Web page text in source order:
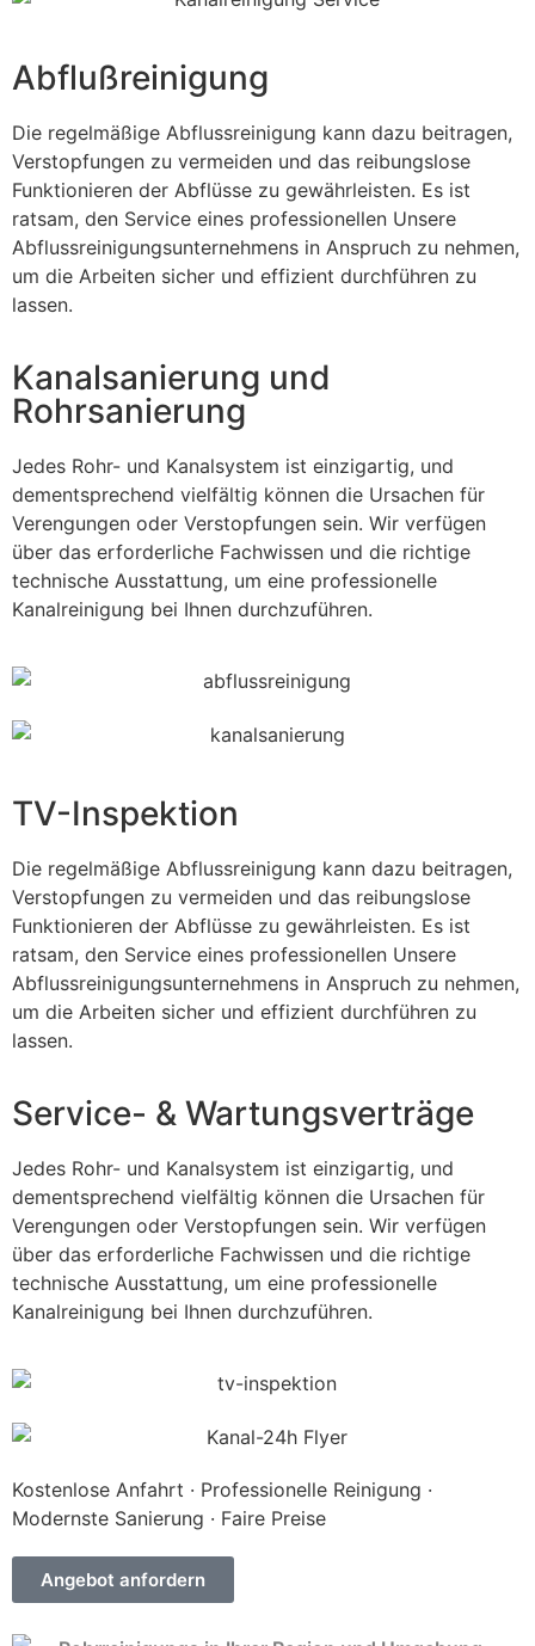
Abflußreinigung
Die regelmäßige Abflussreinigung kann dazu beitragen,
Verstopfungen zu vermeiden und das reibungslose
Funktionieren der Abflüsse zu gewährleisten. Es ist
ratsam, den Service eines professionellen Unsere
Abflussreinigungsunternehmens in Anspruch zu nehmen,
um die Arbeiten sicher und effizient durchführen zu
lassen.
Kanalsanierung und
Rohrsanierung
Jedes Rohr- und Kanalsystem ist einzigartig, und
dementsprechend vielfältig können die Ursachen für
Verengungen oder Verstopfungen sein. Wir verfügen
über das erforderliche Fachwissen und die richtige
technische Ausstattung, um eine professionelle
Kanalreinigung bei Ihnen durchzuführen.
TV-Inspektion
Die regelmäßige Abflussreinigung kann dazu beitragen,
Verstopfungen zu vermeiden und das reibungslose
Funktionieren der Abflüsse zu gewährleisten. Es ist
ratsam, den Service eines professionellen Unsere
Abflussreinigungsunternehmens in Anspruch zu nehmen,
um die Arbeiten sicher und effizient durchführen zu
lassen.
Service- & Wartungsverträge
Jedes Rohr- und Kanalsystem ist einzigartig, und
dementsprechend vielfältig können die Ursachen für
Verengungen oder Verstopfungen sein. Wir verfügen
über das erforderliche Fachwissen und die richtige
technische Ausstattung, um eine professionelle
Kanalreinigung bei Ihnen durchzuführen.
Kostenlose Anfahrt · Professionelle Reinigung ·
Modernste Sanierung · Faire Preise
Angebot anfordern